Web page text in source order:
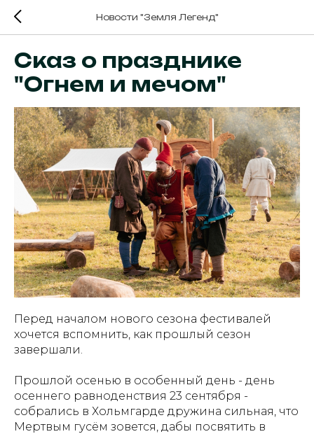
Новости "Земля Легенд"
Сказ о празднике
"Огнем и мечом"
Перед началом нового сезона фестивалей
хочется вспомнить, как прошлый сезон
завершали.
Прошлой осенью в особенный день - день
осеннего равноденствия 23 сентября -
собрались в Хольмгарде дружина сильная, что
Мертвым гусём зовется, дабы посвятить в